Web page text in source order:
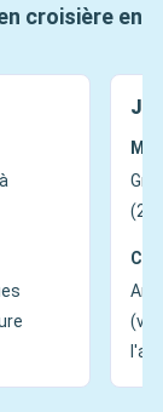
croisière en